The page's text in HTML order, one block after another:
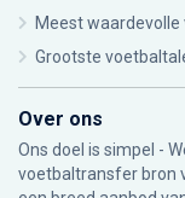
Meest
Grootste
Over ons
Ons doel is simpel -
voetbaltransfer bron